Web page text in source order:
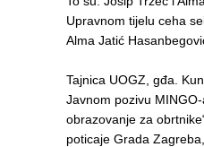
Upravnom tijelu ceha
Alma Jatić
Tajnica UOGZ, gđa.
Javnom pozivu
obrazovanje za
poticaje Grada